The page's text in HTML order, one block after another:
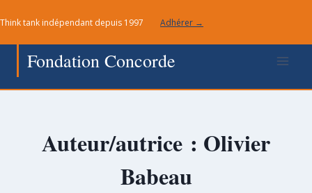
au
contenu
Think tank indépendant depuis 1997 Adhérer →
Fondation Concorde
Auteur/autrice : Olivier
Babeau